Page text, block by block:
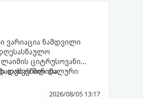
ვარიაცია ნამდვილი
ციტრუსოვანი
დახვეწილ და
მინიმალური
2026/08/05 13:17